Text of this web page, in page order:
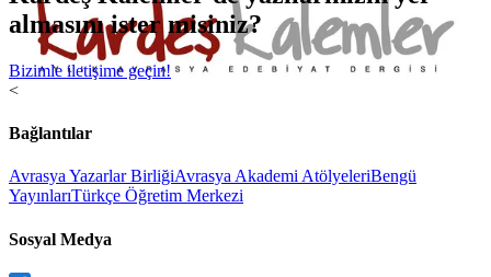
almasını ister misiniz?
Bizimle iletişime geçin!
<
Bağlantılar
Avrasya Yazarlar BirliğiAvrasya Akademi AtölyeleriBengü
YayınlarıTürkçe Öğretim Merkezi
Sosyal Medya